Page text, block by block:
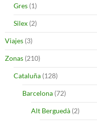
Gres (1)
Silex (2)
Viajes (3)
Zonas (210)
Cataluña (128)
Barcelona (72)
Alt Berguedà (2)